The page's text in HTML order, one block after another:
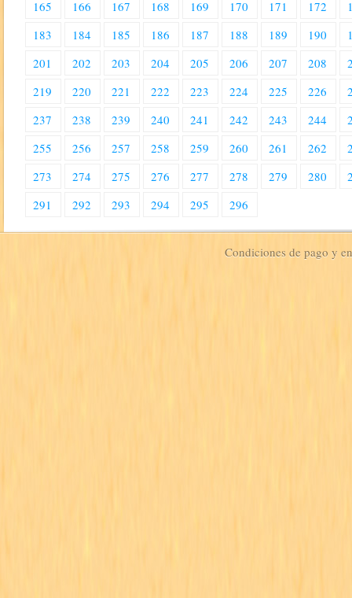
165 166 167 168 169 170 171 172
183
184 185 186 187 188 189 190
201
202 203 204 205 206 207 208
219
220 221 222 223 224 225 226
237
238 239 240 241 242 243 244
255
256 257 258 259 260 261 262
273
274 275 276 277 278 279 280
291
292 293 294 295 296
Condiciones de pago y